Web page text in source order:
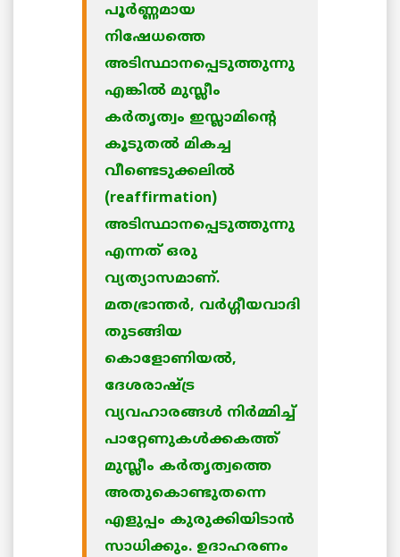
പൂര്‍ണ്ണമായ
നിഷേധത്തെ
അടിസ്ഥാനപ്പെടുത്തുന്നു
എങ്കില്‍ മുസ്ലീം
കര്‍തൃത്വം ഇസ്ലാമിന്റെ
കൂടുതല്‍ മികച്ച
വീണ്ടെടുക്കലില്‍
(reaffirmation)
അടിസ്ഥാനപ്പെടുത്തുന്നു
എന്നത് ഒരു
വ്യത്യാസമാണ്.
മതഭ്രാന്തര്‍, വര്‍ഗ്ഗീയവാദി
തുടങ്ങിയ
കൊളോണിയല്‍,
ദേശരാഷ്ട്ര
വ്യവഹാരങ്ങള്‍ നിര്‍മ്മിച്ച്
പാറ്റേണുകള്‍ക്കകത്ത്
മുസ്ലീം കര്‍തൃത്വത്തെ
അതുകൊണ്ടുതന്നെ
എളുപ്പം കുരുക്കിയിടാന്‍
സാധിക്കും. ഉദാഹരണം